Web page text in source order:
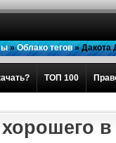
»Облако тегов» Дакота
ТОП 100